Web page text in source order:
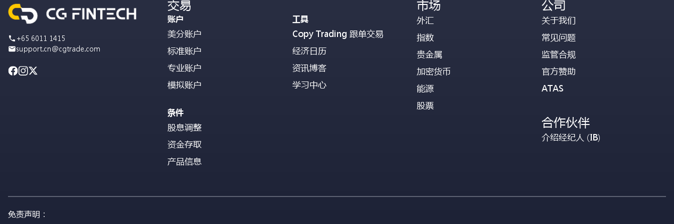
+65 6011 1415
support.cn@cgtrade.com
交易
账户
美分账户
标准账户
专业账户
模拟账户
条件
股息调整
资金存取
产品信息
工具
Copy Trading 跟单交易
经济日历
资讯博客
学习中心
市场
外汇
指数
贵金属
加密货币
能源
股票
公司
关于我们
常见问题
监管合规
官方赞助
ATAS
合作伙伴
介绍经纪人 (IB)
免责声明：